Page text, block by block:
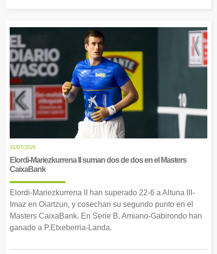
31/07/2026
Elordi-Mariezkurrena II suman dos de dos en el Masters
CaixaBank
Elordi-Mariezkurrena II han superado 22-6 a Altuna III-
Imaz en Oiartzun, y cosechan su segundo punto en el
Masters CaixaBank. En Serie B, Amiano-Gabirondo han
ganado a P.Etxeberria-Landa.